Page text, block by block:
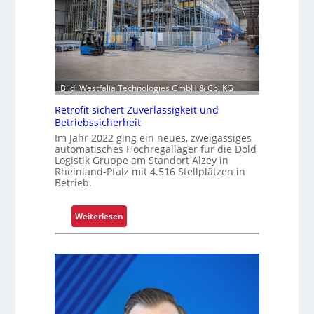
s
s
i
o
i
e
r
u
n
g
u
a
s
e
n
m
Bild: Westfalia Technologies GmbH & Co. KG
Retrofit sichert Zuverlässigkeit und
Betriebssicherheit
Im Jahr 2022 ging ein neues, zweigassiges
automatisches Hochregallager für die Dold
Logistik Gruppe am Standort Alzey in
Rheinland-Pfalz mit 4.516 Stellplätzen in
Betrieb.
Weiterlesen:
R
t
r
f